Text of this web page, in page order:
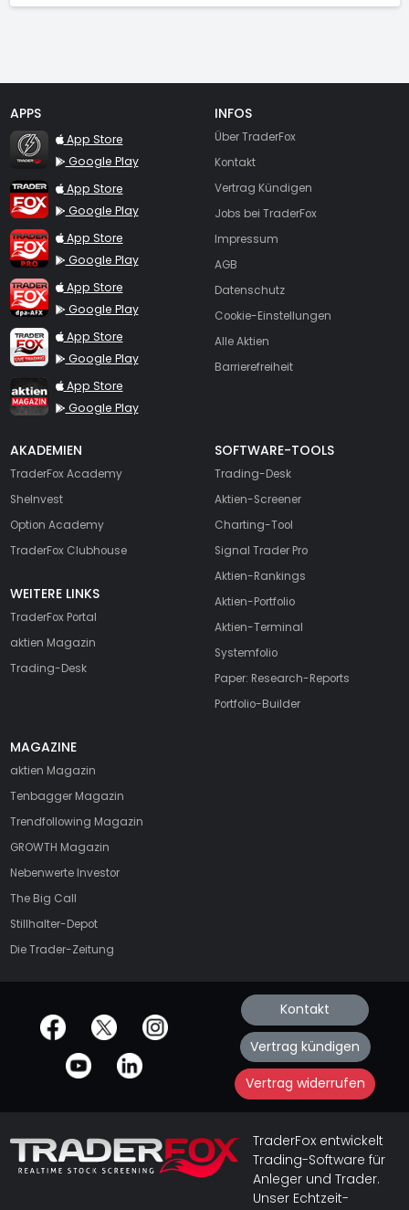
APPS
TraderFox Flash
App Store
Google Play
TraderFox App
App Store
Google Play
TraderFox Pro
App Store
Google Play
TraderFox dpa-AFX ProFeed
App Store
Google Play
TraderFox Live Trading
App Store
Google Play
TraderFox aktien Magazin
App Store
Google Play
INFOS
Über TraderFox
Kontakt
Vertrag Kündigen
Jobs bei TraderFox
Impressum
AGB
Datenschutz
Cookie-Einstellungen
Alle Aktien
Barrierefreiheit
AKADEMIEN
TraderFox Academy
SheInvest
Option Academy
TraderFox Clubhouse
WEITERE LINKS
TraderFox Portal
aktien Magazin
Trading-Desk
SOFTWARE-TOOLS
Trading-Desk
Aktien-Screener
Charting-Tool
Signal Trader Pro
Aktien-Rankings
Aktien-Portfolio
Aktien-Terminal
Systemfolio
Paper: Research-Reports
Portfolio-Builder
MAGAZINE
aktien Magazin
Tenbagger Magazin
Trendfollowing Magazin
GROWTH Magazin
Nebenwerte Investor
The Big Call
Stillhalter-Depot
Die Trader-Zeitung
offizielle Social Media-Accounts Kontakt
Vertrag kündigen
Vertrag widerrufen
TraderFox entwickelt
Trading-Software für
Anleger und Trader.
Unser Echtzeit-